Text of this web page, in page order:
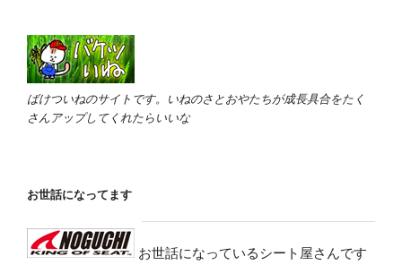
ばけついねのサイトです。いねのさとおやたちが成長具合をたく
さんアップしてくれたらいいな
お世話になってます
お世話になっているシート屋さんです